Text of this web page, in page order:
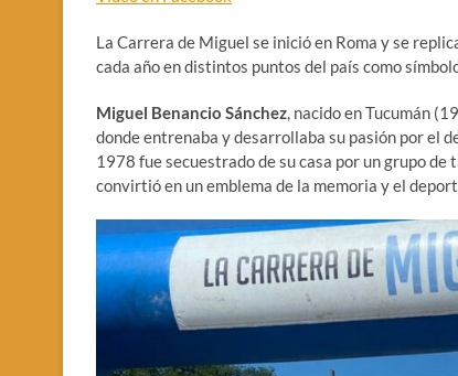
La Carrera de Miguel se inició en Roma y se
cada año en distintos puntos del país como
Miguel Benancio Sánchez, nacido en Tucumán
donde entrenaba y desarrollaba su pasión por el
1978 fue secuestrado de su casa por un grupo
convirtió en un emblema de la memoria y el